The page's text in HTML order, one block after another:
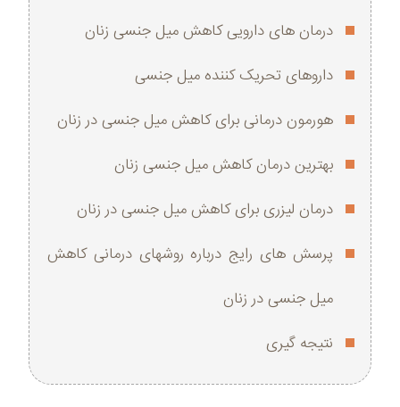
درمان های دارویی کاهش میل جنسی زنان
داروهای تحریک‌ کننده میل جنسی
هورمون درمانی برای کاهش میل جنسی در زنان
بهترین درمان کاهش میل جنسی زنان
درمان لیزری برای کاهش میل جنسی در زنان
پرسش های رایج درباره روشهای درمانی کاهش
میل جنسی در زنان
نتیجه گیری